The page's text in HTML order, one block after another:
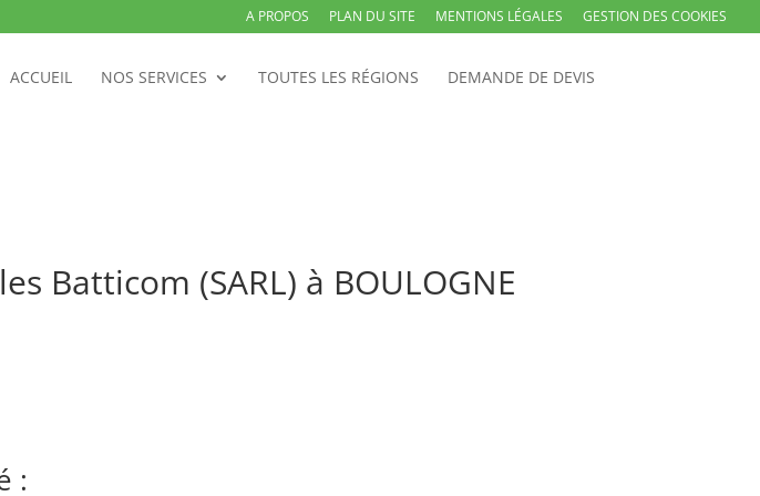
A PROPOS PLAN DU SITE MENTIONS LÉGALES GESTION DES COOKIES
ACCUEIL NOS SERVICES TOUTES LES RÉGIONS DEMANDE DE DEVIS
Batticom (SARL) à BOULOGNE
: